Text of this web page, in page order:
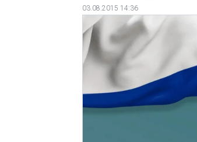
03.08.2015 14:36